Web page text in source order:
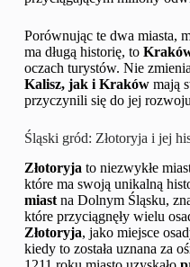
Porównując te dwa miasta,
ma długą historię, to
oczach turystów. Nie
Kalisz, jak i Krakówmają
przyczynili się do jej
Śląski gród: Złotoryja i jej
Złotoryja to niezwykłe
które ma swoją unikalną
miastna Dolnym Śląsku,
które przyciągnęły wielu
Złotoryja, jako miejsce
kiedy to została uznana za